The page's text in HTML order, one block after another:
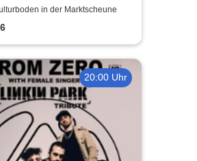
neue Programm
in der Marktscheune
20:00 Uhr